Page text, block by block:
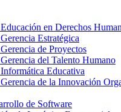
en Derechos
Estratégica
de Proyectos
del Talento Humano
Educativa
de la Innovación
de Software